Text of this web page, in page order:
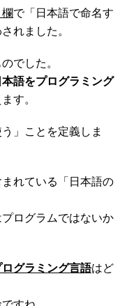
で「日本語で命名す
れました。
でした。
本語をプログラミング
す。
」ことを定義しま
れている「日本語の
ログラムではないか
ログラミング言語はど